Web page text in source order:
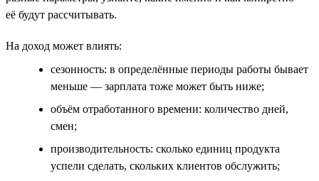
её будут рассчитывать.
На доход может влиять:
сезонность: в определённые периоды работы бывает
меньше — зарплата тоже может быть ниже;
объём отработанного времени: количество дней,
смен;
производительность: сколько единиц продукта
успели сделать, скольких клиентов обслужить;